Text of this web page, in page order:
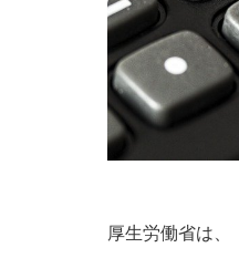
厚生労働省は、